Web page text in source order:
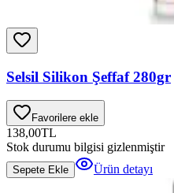
Selsil Silikon Şeffaf 280gr
Favorilere ekle
138,00TL
Stok durumu bilgisi gizlenmiştir
Sepete Ekle Ürün detayı